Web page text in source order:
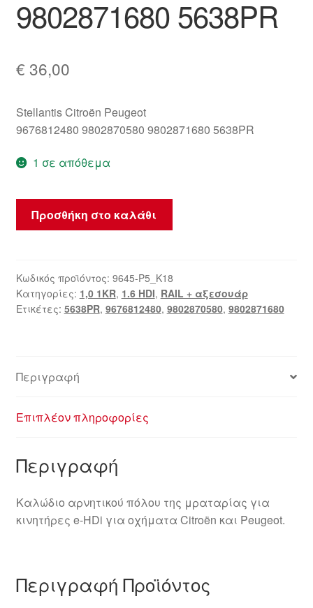
9802871680 5638PR
€ 36,00
Stellantis Citroën Peugeot
9676812480 9802870580 9802871680 5638PR
1 σε απόθεμα
Καλώδιο
αρνητικού
9676812480
9802871680
5638PR
Προσθήκη στο καλάθι
Κωδικός προϊόντος: 9645-P5_K18
Κατηγορίες: 1,0 1KR, 1.6 HDI, RAIL + αξεσουάρ
Ετικέτες: 5638PR, 9676812480, 9802870580, 9802871680
Περιγραφή
Επιπλέον πληροφορίες
Περιγραφή
Καλώδιο αρνητικού πόλου της μραταρίας για
κινητήρες e-HDi για οχήματα Citroën και Peugeot.
Περιγραφή Προϊόντος